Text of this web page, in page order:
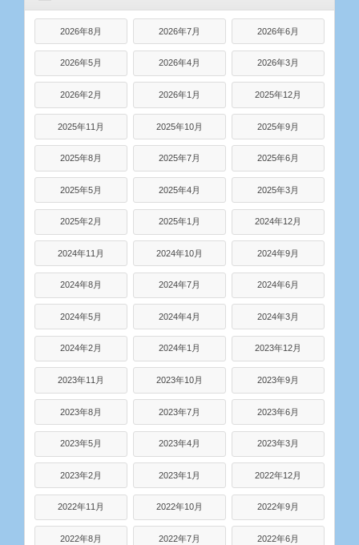
2026年8月 2026年7月 2026年6月
2026年5月 2026年4月 2026年3月
2026年2月 2026年1月 2025年12月
2025年11月 2025年10月 2025年9月
2025年8月 2025年7月 2025年6月
2025年5月 2025年4月 2025年3月
2025年2月 2025年1月 2024年12月
2024年11月 2024年10月 2024年9月
2024年8月 2024年7月 2024年6月
2024年5月 2024年4月 2024年3月
2024年2月 2024年1月 2023年12月
2023年11月 2023年10月 2023年9月
2023年8月 2023年7月 2023年6月
2023年5月 2023年4月 2023年3月
2023年2月 2023年1月 2022年12月
2022年11月 2022年10月 2022年9月
2022年8月 2022年7月 2022年6月